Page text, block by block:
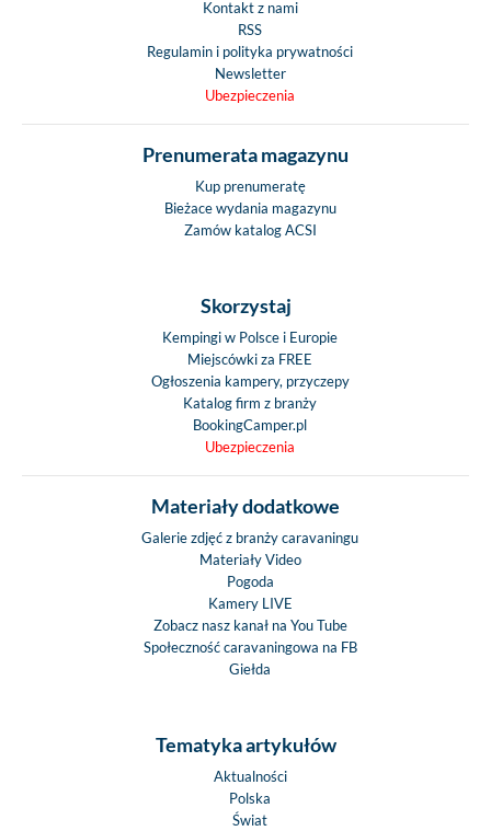
Kontakt z nami
RSS
Regulamin i polityka prywatności
Newsletter
Ubezpieczenia
Prenumerata magazynu
Kup prenumeratę
Bieżace wydania magazynu
Zamów katalog ACSI
Skorzystaj
Kempingi w Polsce i Europie
Miejscówki za FREE
Ogłoszenia kampery, przyczepy
Katalog firm z branży
BookingCamper.pl
Ubezpieczenia
Materiały dodatkowe
Galerie zdjęć z branży caravaningu
Materiały Video
Pogoda
Kamery LIVE
Zobacz nasz kanał na You Tube
Społeczność caravaningowa na FB
Giełda
Tematyka artykułów
Aktualności
Polska
Świat